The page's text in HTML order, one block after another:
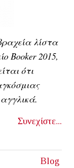
λίστα
Booker 2015,
ότι
Συνεχίστε...
Blog